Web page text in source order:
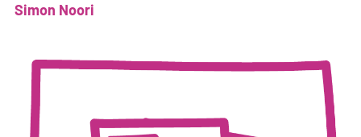
Simon Noori